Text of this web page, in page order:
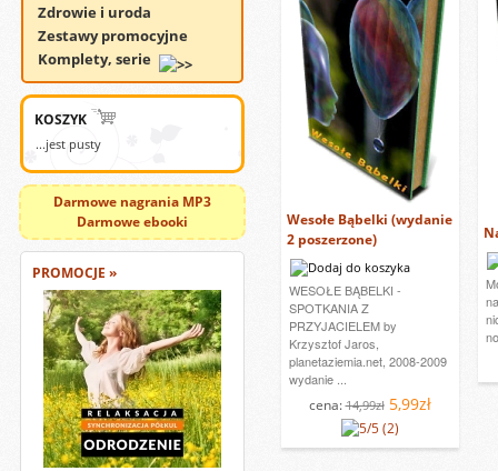
Zdrowie i uroda
Zestawy promocyjne
Komplety, serie
KOSZYK
...jest pusty
Darmowe nagrania MP3
Darmowe ebooki
PROMOCJE »
Wesołe Bąbelki (wydanie
2 poszerzone)
WESOŁE BĄBELKI -
SPOTKANIA Z
PRZYJACIELEM by
Krzysztof Jaros,
planetaziemia.net, 2008-2009
wydanie ...
cena: 14,99zł 5,99zł
(2)